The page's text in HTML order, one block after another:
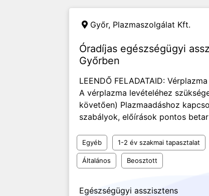
Győr, Plazmaszolgálat Kft.
Óradíjas egészségügyi
Győrben
LEENDŐ FELADATAID:
A vérplazma levételéhez
követően) Plazmaadáshoz
szabályok, előírások pontos
Egyéb 1-2 év szakmai tapasztalat
Általános Beosztott
Egészségügyi asszisztens